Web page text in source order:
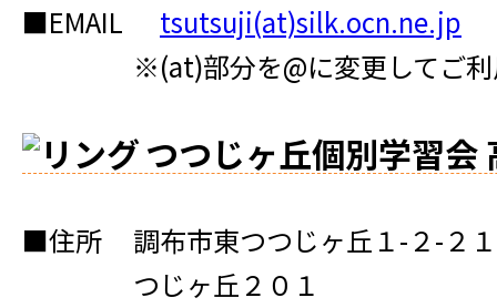
■EMAIL
tsutsuji(at)silk.ocn.ne.jp
※(at)部分を@に変更してご
つつじヶ丘個別学習会
■住所
調布市東つつじヶ丘１-２-２
つじヶ丘２０１